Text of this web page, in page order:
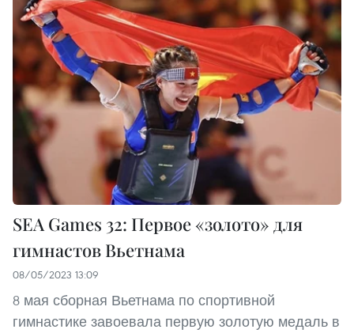
SEA Games 32: Первое «золото» для
гимнастов Вьетнама
08/05/2023 13:09
8 мая сборная Вьетнама по спортивной
гимнастике завоевала первую золотую медаль в